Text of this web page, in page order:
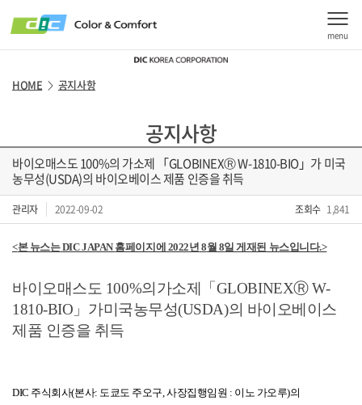
menu
HOME > 공지사항
공지사항
바이오매스도 100%의 가소제 「GLOBINEXⓇ W-1810-BIO」가 미국
농무성(USDA)의 바이오베이스 제품 인증을 취득
관리자 2022-09-02 조회수 1,841
<본 뉴스는DIC JAPAN 홈페이지에 2022년 8월 8일 게재된 뉴스입니다.>
바이오매스도 100%의 가소제 「 GLOBINEXⓇ W-
1810-BIO 」가미국농무성(USDA)의 바이오베이스
제품 인증을 취득
DIC 주식회사(본사: 도쿄도 주오구,사장집행임원 : 이노 가오루)의